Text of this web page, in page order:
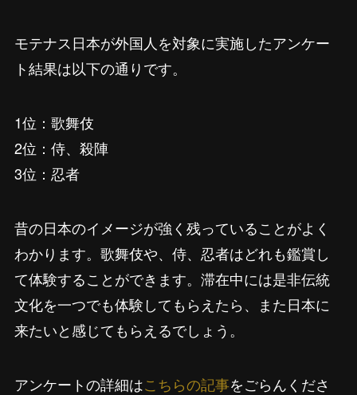
モテナス日本が外国人を対象に実施したアンケー
ト結果は以下の通りです。
1位：歌舞伎
2位：侍、殺陣
3位：忍者
昔の日本のイメージが強く残っていることがよく
わかります。歌舞伎や、侍、忍者はどれも鑑賞し
て体験することができます。滞在中には是非伝統
文化を一つでも体験してもらえたら、また日本に
来たいと感じてもらえるでしょう。
アンケートの詳細はこちらの記事をごらんくださ